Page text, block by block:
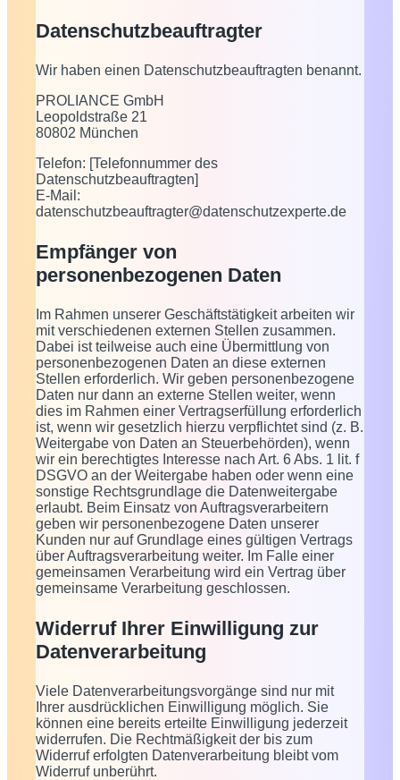
Datenschutz­beauftragter
Wir haben einen Datenschutzbeauftragten benannt.
PROLIANCE GmbH
Leopoldstraße 21
80802 München
Telefon: [Telefonnummer des
Datenschutzbeauftragten]
E-Mail:
datenschutzbeauftragter@datenschutzexperte.de
Empfänger von
personenbezogenen Daten
Im Rahmen unserer Geschäftstätigkeit arbeiten wir
mit verschiedenen externen Stellen zusammen.
Dabei ist teilweise auch eine Übermittlung von
personenbezogenen Daten an diese externen
Stellen erforderlich. Wir geben personenbezogene
Daten nur dann an externe Stellen weiter, wenn
dies im Rahmen einer Vertragserfüllung erforderlich
ist, wenn wir gesetzlich hierzu verpflichtet sind (z. B.
Weitergabe von Daten an Steuerbehörden), wenn
wir ein berechtigtes Interesse nach Art. 6 Abs. 1 lit. f
DSGVO an der Weitergabe haben oder wenn eine
sonstige Rechtsgrundlage die Datenweitergabe
erlaubt. Beim Einsatz von Auftragsverarbeitern
geben wir personenbezogene Daten unserer
Kunden nur auf Grundlage eines gültigen Vertrags
über Auftragsverarbeitung weiter. Im Falle einer
gemeinsamen Verarbeitung wird ein Vertrag über
gemeinsame Verarbeitung geschlossen.
Widerruf Ihrer Einwilligung zur
Datenverarbeitung
Viele Datenverarbeitungsvorgänge sind nur mit
Ihrer ausdrücklichen Einwilligung möglich. Sie
können eine bereits erteilte Einwilligung jederzeit
widerrufen. Die Rechtmäßigkeit der bis zum
Widerruf erfolgten Datenverarbeitung bleibt vom
Widerruf unberührt.